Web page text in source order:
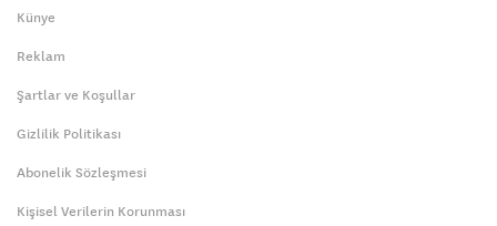
Künye
Reklam
Şartlar ve Koşullar
Gizlilik Politikası
Abonelik Sözleşmesi
Kişisel Verilerin Korunması